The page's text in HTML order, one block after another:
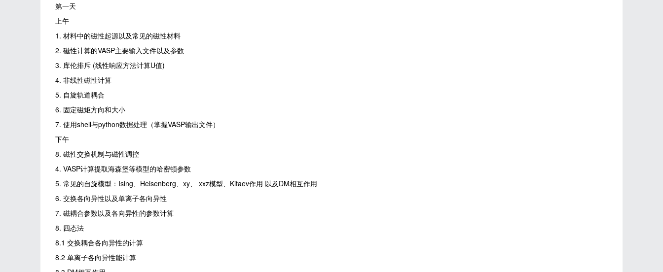
第一天
上午
1. 材料中的磁性起源以及常见的磁性材料
2. 磁性计算的VASP主要输入文件以及参数
3. 库伦排斥 (线性响应方法计算U值)
4. 非线性磁性计算
5. 自旋轨道耦合
6. 固定磁矩方向和大小
7. 使用shell与python数据处理（掌握VASP输出文件）
下午
8. 磁性交换机制与磁性调控
4. VASP计算提取海森堡等模型的哈密顿参数
5. 常见的自旋模型：Ising、Heisenberg、xy、 xxz模型、Kitaev作用 以及DM相互作用
6. 交换各向异性以及单离子各向异性
7. 磁耦合参数以及各向异性的参数计算
8. 四态法
8.1 交换耦合各向异性的计算
8.2 单离子各向异性能计算